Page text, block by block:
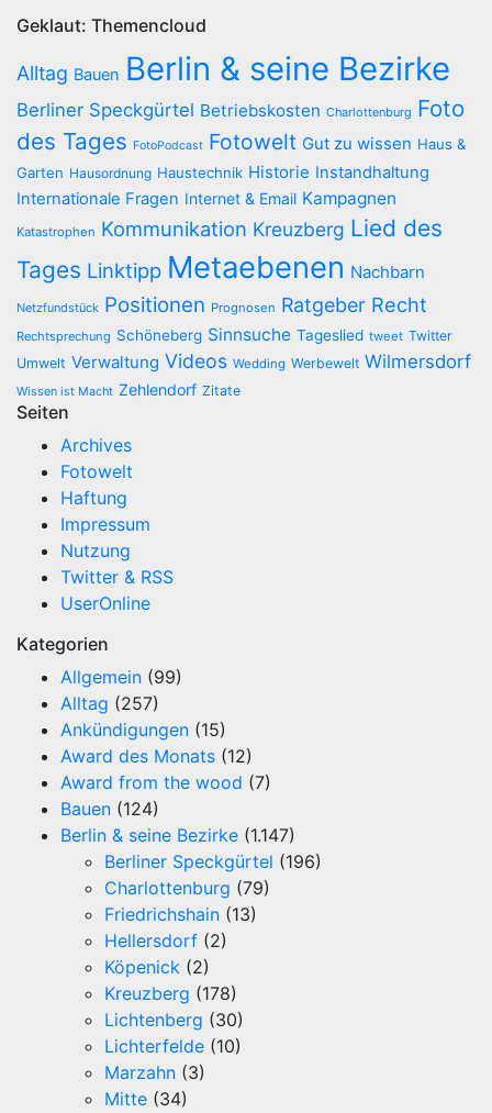
Geklaut: Themencloud
Alltag Bauen Berlin & seine Bezirke
Berliner Speckgürtel Betriebskosten Charlottenburg Foto
des Tages FotoPodcast Fotowelt Gut zu wissen Haus &
Garten Hausordnung Haustechnik Historie Instandhaltung
Internationale Fragen Internet & Email Kampagnen
Katastrophen Kommunikation Kreuzberg Lied des
Tages Linktipp Metaebenen Nachbarn
Netzfundstück Positionen Prognosen Ratgeber Recht
Rechtsprechung Schöneberg Sinnsuche Tageslied tweet Twitter
Umwelt Verwaltung Videos Wedding Werbewelt Wilmersdorf
Wissen ist Macht Zehlendorf Zitate
Seiten
Archives
Fotowelt
Haftung
Impressum
Nutzung
Twitter & RSS
UserOnline
Kategorien
Allgemein (99)
Alltag (257)
Ankündigungen (15)
Award des Monats (12)
Award from the wood (7)
Bauen (124)
Berlin & seine Bezirke (1.147)
Berliner Speckgürtel (196)
Charlottenburg (79)
Friedrichshain (13)
Hellersdorf (2)
Köpenick (2)
Kreuzberg (178)
Lichtenberg (30)
Lichterfelde (10)
Marzahn (3)
Mitte (34)